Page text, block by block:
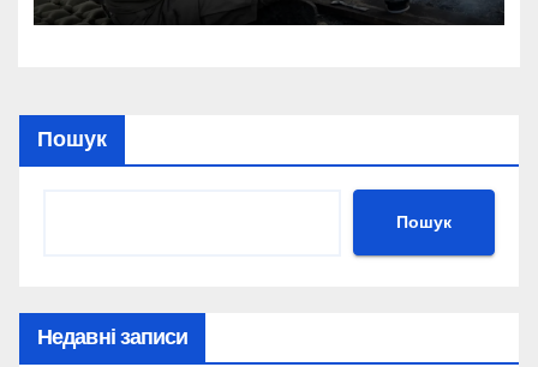
Пошук
Пошук
Недавні записи